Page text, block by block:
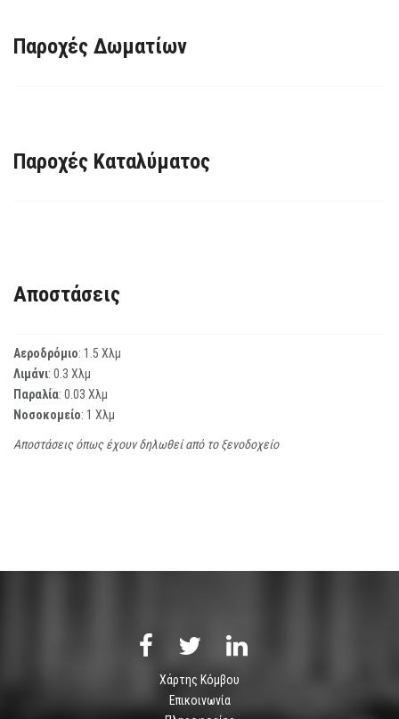
Παροχές Δωματίων
Παροχές Καταλύματος
Αποστάσεις
Αεροδρόμιο: 1.5 Χλμ
Λιμάνι: 0.3 Χλμ
Παραλία: 0.03 Χλμ
Νοσοκομείο: 1 Χλμ
Αποστάσεις όπως έχουν δηλωθεί από το ξενοδοχείο
Χάρτης Κόμβου
Επικοινωνία